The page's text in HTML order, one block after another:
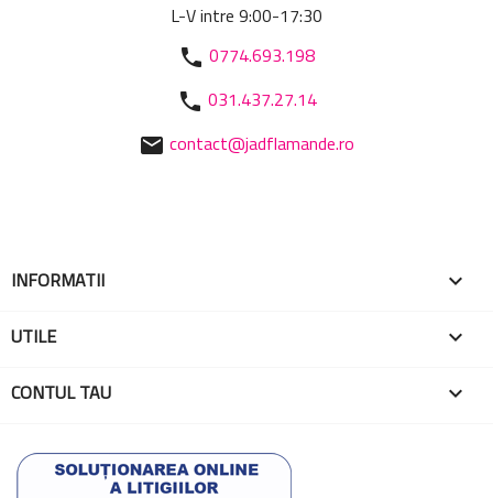
L-V intre 9:00-17:30
phone 0774.693.198
phone 031.437.27.14
mail contact@jadflamande.ro
INFORMATII 
UTILE 
CONTUL TAU 